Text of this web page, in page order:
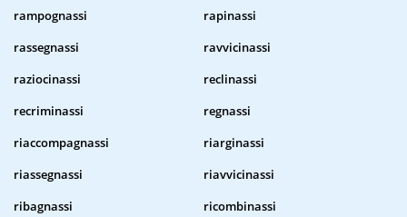
rampognassi
rapinassi
rassegnassi
ravvicinassi
raziocinassi
reclinassi
recriminassi
regnassi
riaccompagnassi
riarginassi
riassegnassi
riavvicinassi
ribagnassi
ricombinassi